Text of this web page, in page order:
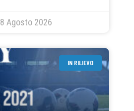
8 Agosto 2026
IN RILIEVO